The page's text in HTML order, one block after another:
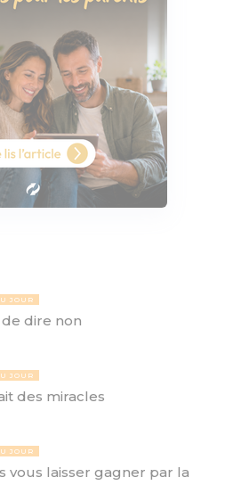
JOUR
dire non
JOUR
des miracles
JOUR
vous laisser gagner par la